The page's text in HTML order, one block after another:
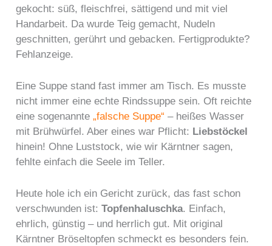
gekocht: süß, fleischfrei, sättigend und mit viel
Handarbeit. Da wurde Teig gemacht, Nudeln
geschnitten, gerührt und gebacken. Fertigprodukte?
Fehlanzeige.
Eine Suppe stand fast immer am Tisch. Es musste
nicht immer eine echte Rindssuppe sein. Oft reichte
eine sogenannte„falsche Suppe“ – heißes Wasser
mit Brühwürfel. Aber eines war Pflicht: Liebstöckel
hinein! Ohne Luststock, wie wir Kärntner sagen,
fehlte einfach die Seele im Teller.
Heute hole ich ein Gericht zurück, das fast schon
verschwunden ist:Topfenhaluschka. Einfach,
ehrlich, günstig – und herrlich gut. Mit original
Kärntner Bröseltopfen schmeckt es besonders fein.